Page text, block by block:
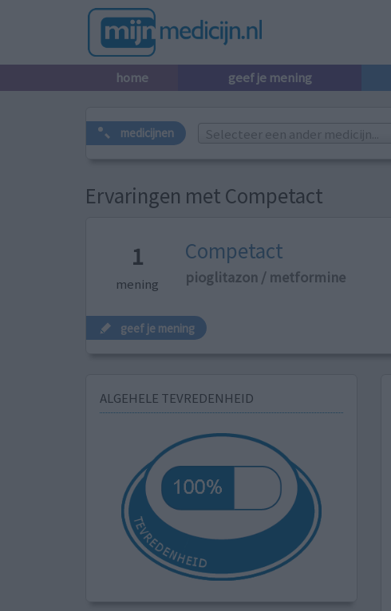
home geef je mening
medicijnen Selecteer een ander medicijn...
Ervaringen met Competact
1
mening
Competact
pioglitazon / metformine
geef je mening
ALGEHELE TEVREDENHEID